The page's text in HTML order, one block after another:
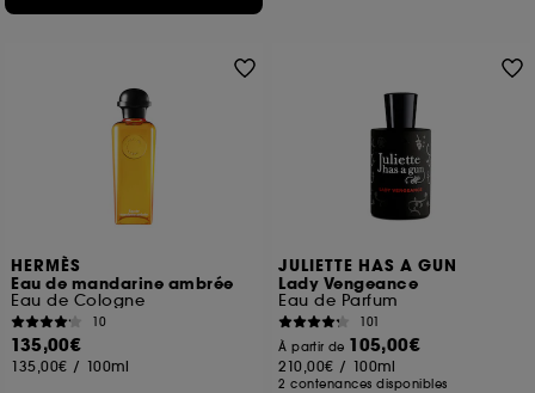
HERMÈS
Eau de mandarine ambrée
Eau de Cologne
10
135,00€
135,00€ / 100ml
JULIETTE HAS A GUN
Lady Vengeance
Eau de Parfum
101
À partir de 105,00€
210,00€ / 100ml
2 contenances disponibles